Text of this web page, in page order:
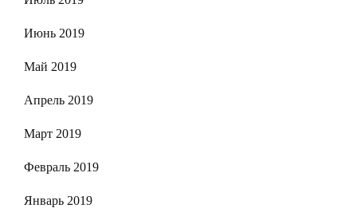
Июнь 2019
Май 2019
Апрель 2019
Март 2019
Февраль 2019
Январь 2019